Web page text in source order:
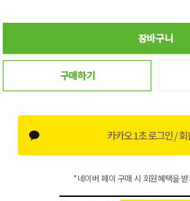
장바구니
구매하기
카카오 1초 로그인 /
*네이버 페이 구매 시 회원혜택을